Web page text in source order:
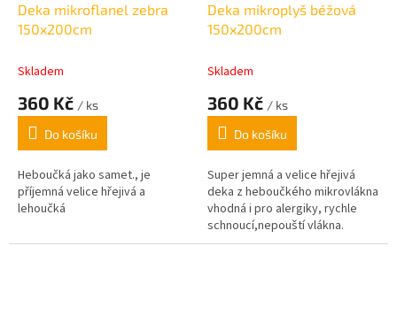
Deka mikroflanel zebra
150x200cm
Skladem
360 Kč / ks
Do košíku
Heboučká jako samet., je
příjemná velice hřejivá a
lehoučká
Deka mikroplyš béžová
150x200cm
Skladem
360 Kč / ks
Do košíku
Super jemná a velice hřejivá
deka z heboučkého mikrovlákna
vhodná i pro alergiky, rychle
schnoucí,nepouští vlákna.